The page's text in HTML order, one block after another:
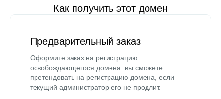
Как получить этот домен
Предварительный заказ
Оформите заказ на регистрацию
освобождающегося домена: вы сможете
претендовать на регистрацию домена, если
текущий администратор его не продлит.